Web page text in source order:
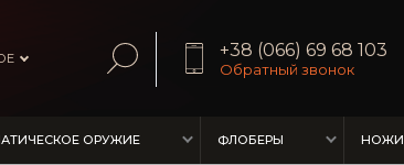
+38 (066) 69 68 103
Обратный звонок
ОРУЖИЕ ФЛОБЕРЫ НОЖИ